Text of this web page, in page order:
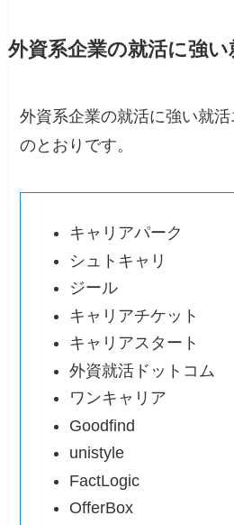
外資系企業の就活に強
外資系企業の就活に強い就
のとおりです。
キャリアパーク
シュトキャリ
ジール
キャリアチケット
キャリアスタート
外資就活ドットコム
ワンキャリア
Goodfind
unistyle
FactLogic
OfferBox